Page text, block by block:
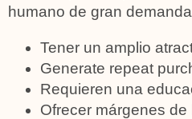
humano de gran
Tener un amplio
Generate repeat
Requieren una
Ofrecer márgenes